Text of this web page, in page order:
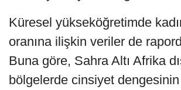
Küresel yükseköğretimde
oranına ilişkin veriler de
Buna göre, Sahra Altı Afrika
bölgelerde cinsiyet dengesinin